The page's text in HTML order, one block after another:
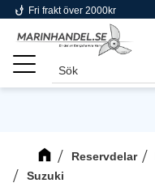
Meny
phishing Fri frakt över 2000kr
Reservdelar
Suzuki